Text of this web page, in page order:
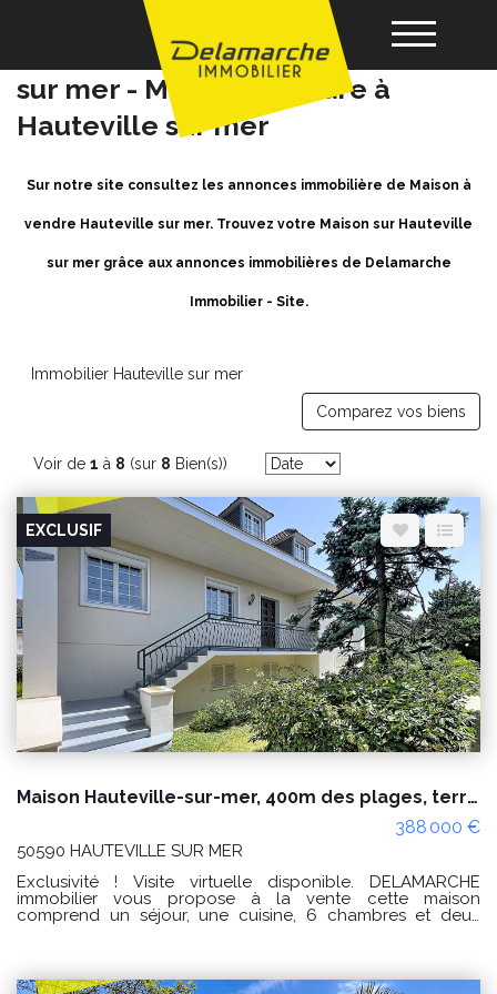
Acheter
Vendre
Espace client Nous contacter
Achat / Vente Maison Hauteville
sur mer - Maison a vendre à
Hauteville sur mer
Sur notre site consultez les annonces immobilière de Maison à
vendre Hauteville sur mer. Trouvez votre Maison sur Hauteville
sur mer grâce aux annonces immobilières de Delamarche
Immobilier - Site.
Immobilier Hauteville sur mer
Comparez vos biens
Voir de 1 à 8 (sur 8 Bien(s))
EXCLUSIF
Maison Hauteville-sur-mer, 400m des plages, terrain de 1199m²
388 000 €
50590 HAUTEVILLE SUR MER
Exclusivité ! Visite virtuelle disponible. DELAMARCHE
immobilier vous propose à la vente cette maison
comprend un séjour, une cuisine, 6 chambres et deux
de chauffage pompe à chaleur et assainissement tout à